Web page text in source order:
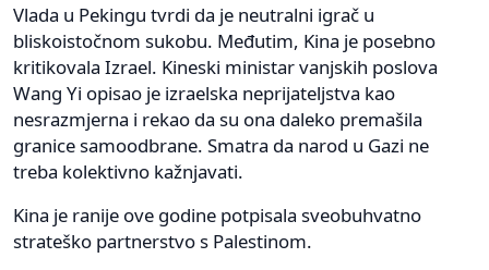
Vlada u Pekingu tvrdi da je neutralni igrač u
bliskoistočnom sukobu. Međutim, Kina je posebno
kritikovala Izrael. Kineski ministar vanjskih poslova
Wang Yi opisao je izraelska neprijateljstva kao
nesrazmjerna i rekao da su ona daleko premašila
granice samoodbrane. Smatra da narod u Gazi ne
treba kolektivno kažnjavati.
Kina je ranije ove godine potpisala sveobuhvatno
strateško partnerstvo s Palestinom.